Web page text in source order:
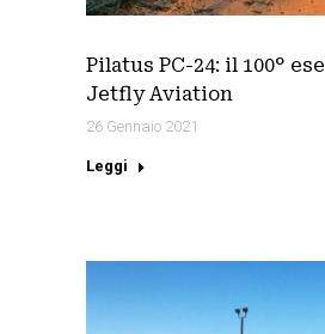
Pilatus PC-24: il 100°
Jetfly Aviation
26 Gennaio 2021
Leggi